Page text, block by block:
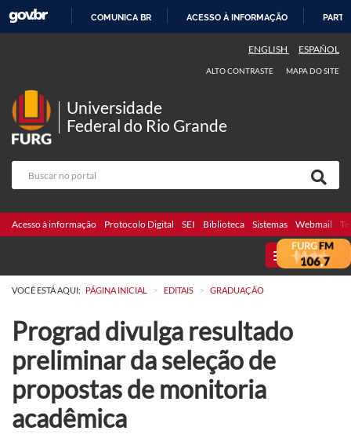
COMUNICA BR ACESSO À INFORMAÇÃO
ENGLISH ESPAÑOL
ALTO CONTRASTE MAPA DO SITE
Universidade
Federal do Rio Grande
Acesso à informação Protocolo Digital SEI Biblioteca Sistemas Webmail
MENU
VOCÊ ESTÁ AQUI: PÁGINA INICIAL > EDITAIS > GRADUAÇÃO
Prograd divulga resultado
preliminar da seleção de
propostas de monitoria
acadêmica